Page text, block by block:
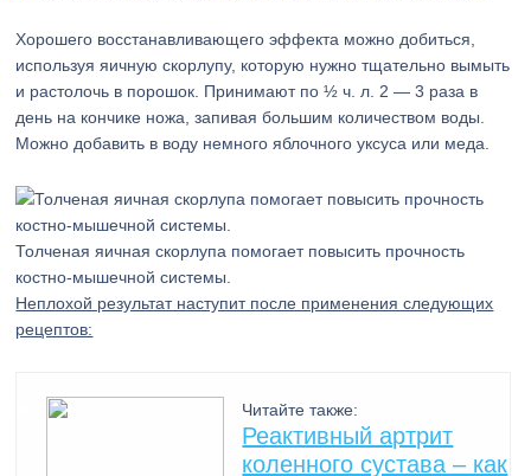
Хорошего восстанавливающего эффекта можно добиться,
используя яичную скорлупу, которую нужно тщательно вымыть
и растолочь в порошок. Принимают по ½ ч. л. 2 — 3 раза в
день на кончике ножа, запивая большим количеством воды.
Можно добавить в воду немного яблочного уксуса или меда.
Толченая яичная скорлупа помогает повысить прочность
костно-мышечной системы.
Неплохой результат наступит после применения следующих
рецептов:
Читайте также:
Реактивный артрит
коленного сустава – как